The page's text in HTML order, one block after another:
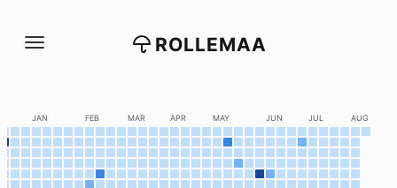
suoraan
ROLLEMAA
JAN FEB MAR APR MAY JUN JUL AUG